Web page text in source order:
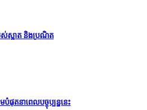
ស់ស្អាត និងប្រណិត
តនាពេលបច្ចុប្បន្ននេះ